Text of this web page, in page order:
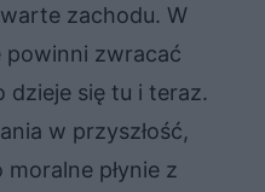
zachodu. W
powinni zwracać
dzieje się tu i teraz.
w przyszłość,
płynie z